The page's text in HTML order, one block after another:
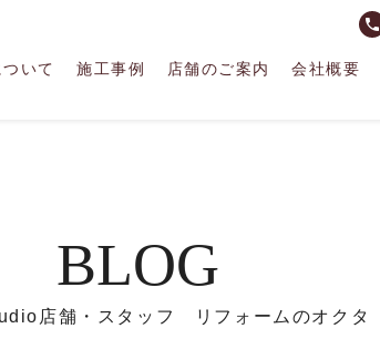
phone
いて 施工事例 店舗のご案内 会社概要
BLOG
店舗・スタッフ リフォームのオクタ